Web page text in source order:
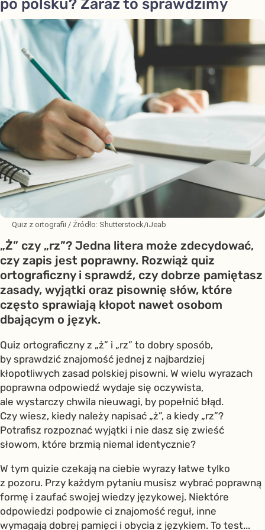
po polsku? Zaraz to sprawdzimy
Quiz z ortografii / Źródło: Shutterstock/iJeab
„Ż” czy „rz”? Jedna litera może zdecydować,
czy zapis jest poprawny. Rozwiąż quiz
ortograficzny i sprawdź, czy dobrze pamiętasz
zasady, wyjątki oraz pisownię słów, które
często sprawiają kłopot nawet osobom
dbającym o język.
Quiz ortograficzny z „ż” i „rz” to dobry sposób,
by sprawdzić znajomość jednej z najbardziej
kłopotliwych zasad polskiej pisowni. W wielu wyrazach
poprawna odpowiedź wydaje się oczywista,
ale wystarczy chwila nieuwagi, by popełnić błąd.
Czy wiesz, kiedy należy napisać „ż”, a kiedy „rz”?
Potrafisz rozpoznać wyjątki i nie dasz się zwieść
słowom, które brzmią niemal identycznie?
W tym quizie czekają na ciebie wyrazy łatwe tylko
z pozoru. Przy każdym pytaniu musisz wybrać poprawną
formę i zaufać swojej wiedzy językowej. Niektóre
odpowiedzi podpowie ci znajomość reguł, inne
wymagają dobrej pamięci i obycia z językiem. To test...